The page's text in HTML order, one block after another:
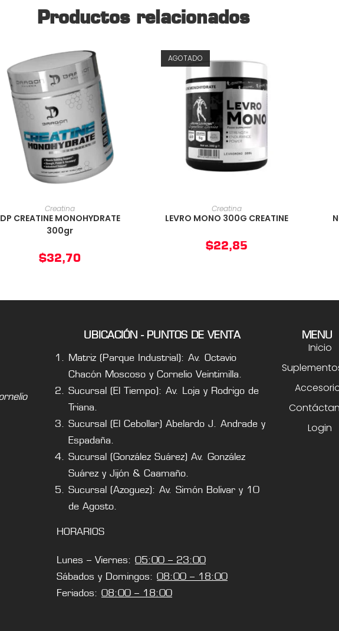
Productos relacionados
AÑADIR AL CARRITO
Creatina
DP CREATINE MONOHYDRATE
300gr
$32,70
AGOTADO
AÑADIR AL CARRITO
Creatina
LEVRO MONO 300G CREATINE
$22,85
UBICACIÓN - PUNTOS DE VENTA
Matriz (Parque Industrial): Av. Octavio
Chacón Moscoso y Cornelio Veintimilla.
Sucursal (El Tiempo): Av. Loja y Rodrigo de
Triana.
Sucursal (El Cebollar) Abelardo J. Andrade y
Espadaña.
Sucursal (González Suárez) Av. González
Suárez y Jijón & Caamaño.
Sucursal (Azoguez): Av. Simón Bolivar y 10
de Agosto.
HORARIOS
Lunes – Viernes: 05:00 – 23:00
Sábados y Domingos: 08:00 – 18:00
Feriados: 08:00 – 18:00
MENU
Inicio
Login